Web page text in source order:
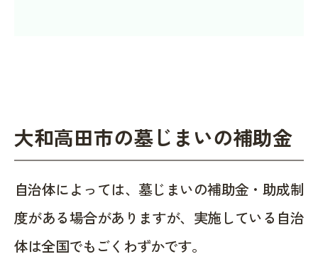
大和高田市の墓じまいの補助金
自治体によっては、墓じまいの補助金・助成制
度がある場合がありますが、実施している自治
体は全国でもごくわずかです。